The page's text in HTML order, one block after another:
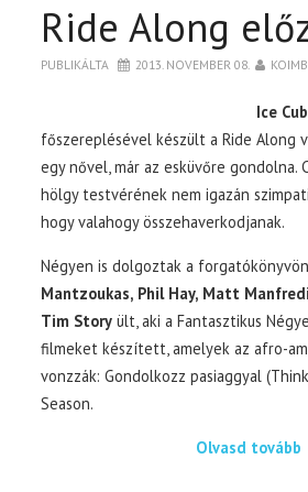
Ride Along
PUBLIKÁLTA 2013. NOVEMBER 08.
Ice
főszereplésével készült a Ride Along
egy nővel, már az esküvőre gondolna.
hölgy testvérének nem igazán
hogy valahogy összehaverkodjanak.
Négyen is dolgoztak a
Mantzoukas, Phil Hay, Matt Manfredi
Tim Story ült, aki a Fantasztikus
filmeket készített, amelyek az afro-
vonzzák: Gondolkozz pasiaggyal
Season.
Olvasd tovább